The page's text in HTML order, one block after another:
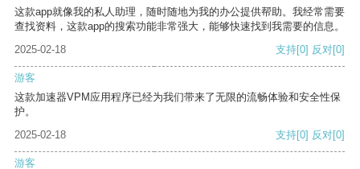
这款app就像我的私人助理，随时随地为我的办公提供帮助。我经常需要
查找资料，这款app的搜索功能非常强大，能够快速找到我需要的信息。
2025-02-18
支持[0] 反对[0]
游客
这款加速器VPM应用程序已经为我们带来了无限的流畅体验和安全性保
护。
2025-02-18
支持[0] 反对[0]
游客